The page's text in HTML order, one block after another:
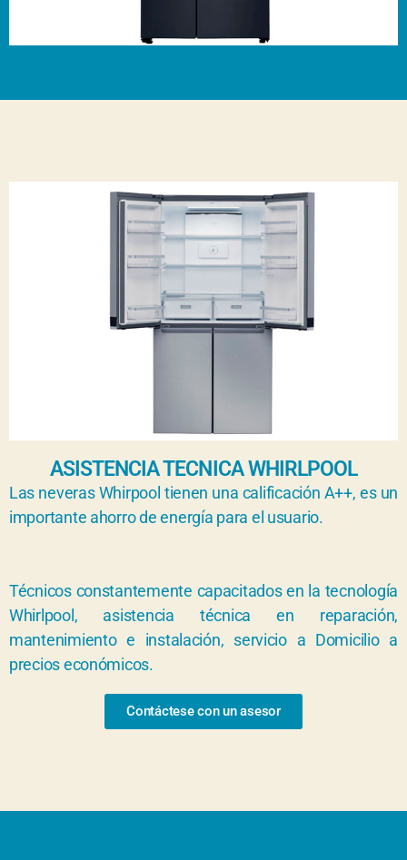
ASISTENCIA TECNICA WHIRLPOOL
Las neveras Whirpool tienen una calificación A++, es un
importante ahorro de energía para el usuario.
Técnicos constantemente capacitados en la tecnología
Whirlpool, asistencia técnica en reparación,
mantenimiento e instalación, servicio a Domicilio a
precios económicos.
Contáctese con un asesor